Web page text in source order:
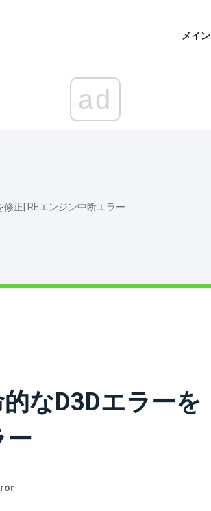
メイン
ad
正| REエンジン中断エラー
なD3Dエラーを
ー